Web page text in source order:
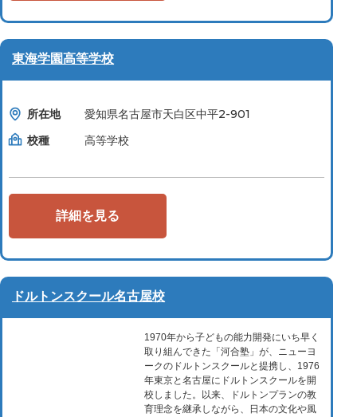
東海学園高等学校
所在地
愛知県名古屋市天白区中平2-901
校種
高等学校
詳細を見る
ドルトンスクール名古屋校
1970年から子どもの能力開発にいち早く
取り組んできた「河合塾」が、ニューヨ
ークのドルトンスクールと提携し、1976
年東京と名古屋にドルトンスクールを開
校しました。以来、ドルトンプランの教
育理念を継承しながら、日本の文化や風